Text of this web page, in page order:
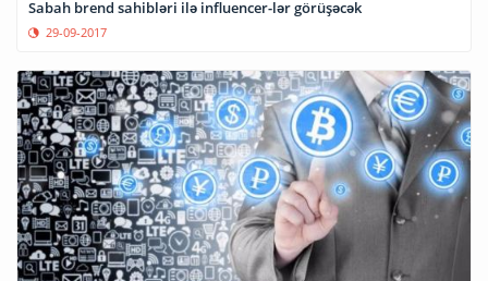
Sabah brend sahibləri ilə influencer-lər görüşəcək
29-09-2017